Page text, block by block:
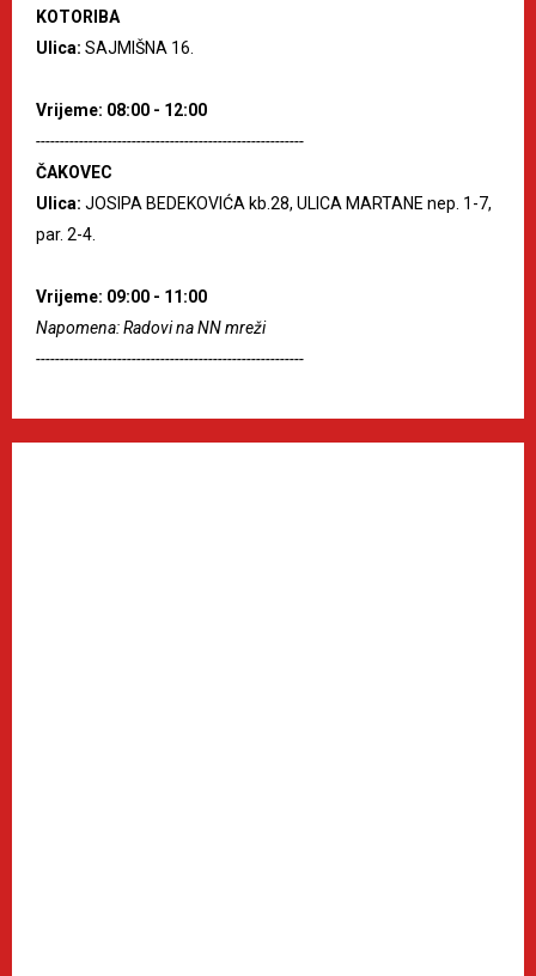
KOTORIBA
Ulica: SAJMIŠNA 16.
Vrijeme: 08:00 - 12:00
--------------------------------------------------------
ČAKOVEC
Ulica: JOSIPA BEDEKOVIĆA kb.28, ULICA MARTANE nep. 1-7,
par. 2-4.
Vrijeme: 09:00 - 11:00
Napomena: Radovi na NN mreži
--------------------------------------------------------